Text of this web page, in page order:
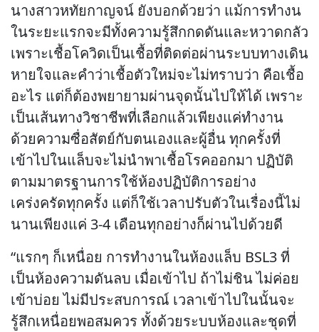
นางสาวหทัยกาญจน์ ยังบอกด้วยว่า แม้การทำงน
ในระยะแรกจะมีทั้งความรู้สึกกดดันและหวาดกลัว
เพราะเชื้อโควิดเป็นเชื้อที่ติดต่อผ่านระบบทางเดิน
หายใจและคำว่าเชื้อตัวใหม่จะไม่ทราบว่า คือเชื้อ
อะไร แต่ก็ต้องพยายามผ่านจุดนั้นไปให้ได้ เพราะ
เป็นเส้นทางวิชาชีพที่เลือกแล้วเพียงแค่ทำงาน
ด้วยความซื่อสัตย์กับตนเองและผู้อื่น ทุกครั้งที่
เข้าไปในแล็บจะไม่นำพาเชื้อโรคออกมา ปฏิบัติ
ตามมาตรฐานการใช้ห้องปฏิบัติการอย่าง
เคร่งครัดทุกครั้ง แต่ก็ใช้เวลาปรับตัวในเรื่องนี้ไม่
นานเพียงแค่ 3-4 เดือนทุกอย่างก็ผ่านไปด้วยดี
“แรกๆ ก็เหนื่อย การทำงานในห้องแล็บ BSL3 ที่
เป็นห้องความดันลบ เมื่อเข้าไป ถ้าไม่ชิน ไม่ค่อย
เข้าบ่อย ไม่มีประสบการณ์ เวลาเข้าไปในนั้นจะ
รู้สึกเหนื่อยพอสมควร ทั้งด้วยระบบห้องและชุดที่